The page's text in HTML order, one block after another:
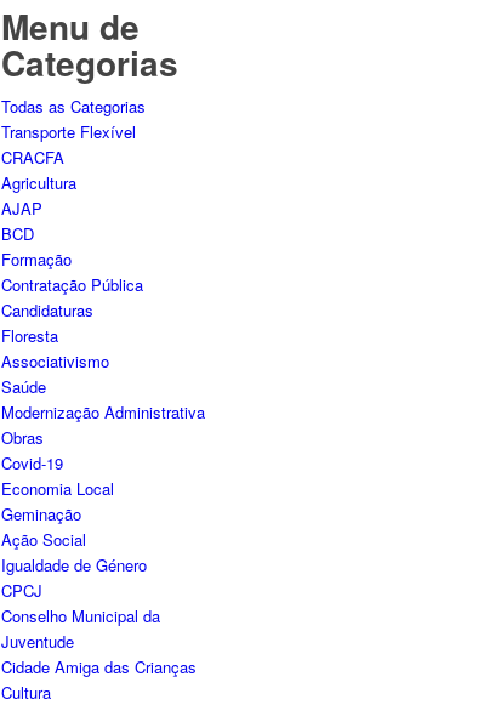
Menu de
Categorias
Todas as Categorias
Transporte Flexível
CRACFA
Agricultura
AJAP
BCD
Formação
Contratação Pública
Candidaturas
Floresta
Associativismo
Saúde
Modernização Administrativa
Obras
Covid-19
Economia Local
Geminação
Ação Social
Igualdade de Género
CPCJ
Conselho Municipal da
Juventude
Cidade Amiga das Crianças
Cultura